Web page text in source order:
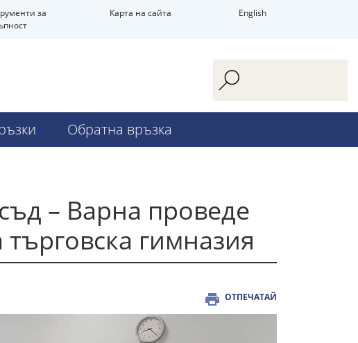
за
Карта на сайта English
Обратна връзка
– Варна проведе
гимназия
ОТПЕЧАТАЙ